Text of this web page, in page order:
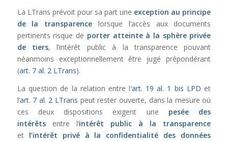
La LTrans prévoit pour sa part une exception au principe
de la transparence lorsque l’accès aux documents
pertinents risque de porter atteinte à la sphère privée
de tiers, l’intérêt public à la transparence pouvant
néanmoins exceptionnellement être jugé prépondérant
(art. 7 al. 2 LTrans).
La question de la relation entre l‘art. 19 al. 1 bis LPD et
l’art. 7 al. 2 LTrans peut rester ouverte, dans la mesure où
ces deux dispositions exigent une pesée des
intérêts entre l’intérêt public à la transparence
et l’intérêt privé à la confidentialité des données